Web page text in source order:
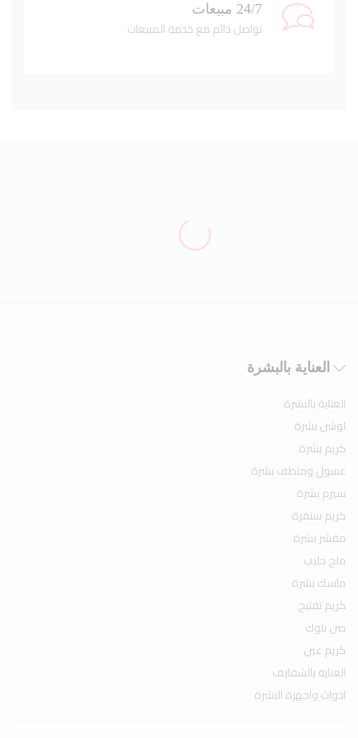
24/7 مبيعات
تواصل دائم مع خدمة المبيعات
العناية بالبشرة
العناية بالبشرة
لوشن بشرة
كريم بشرة
غسول ومنظف بشرة
سيرم بشرة
كريم سنفرة
مقشر بشرة
ملح حليب
ماسك بشرة
كريم تفتيح
صن بلوك
كريم عين
العناية بالشفايف
ادوات واجهزة البشرة